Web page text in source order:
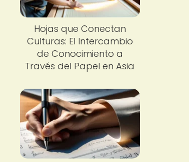
Hojas que Conectan
Culturas: El Intercambio
de Conocimiento a
Través del Papel en Asia